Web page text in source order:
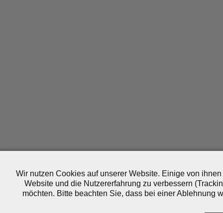
Wir nutzen Cookies auf unserer Website. Einige von
Website und die Nutzererfahrung zu verbessern
möchten. Bitte beachten Sie, dass bei einer Ablehnung